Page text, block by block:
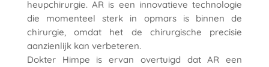
heupchirurgie. AR is een innovatieve technologie
die momenteel sterk in opmars is binnen de
chirurgie, omdat het de chirurgische precisie
aanzienlijk kan verbeteren.
Dokter Himpe is ervan overtuigd dat AR een